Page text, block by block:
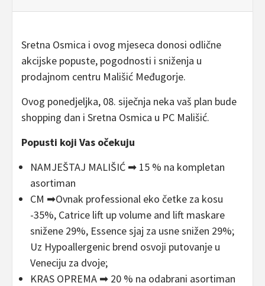
Sretna Osmica i ovog mjeseca donosi odlične
akcijske popuste, pogodnosti i sniženja u
prodajnom centru Mališić Međugorje.
Ovog ponedjeljka, 08. siječnja neka vaš plan bude
shopping dan i Sretna Osmica u PC Mališić.
Popusti koji Vas očekuju
NAMJEŠTAJ MALIŠIĆ ➡ 15 % na kompletan
asortiman
CM ➡Ovnak professional eko četke za kosu
-35%, Catrice lift up volume and lift maskare
snižene 29%, Essence sjaj za usne snižen 29%;
Uz Hypoallergenic brend osvoji putovanje u
Veneciju za dvoje;
KRAS OPREMA ➡ 20 % na odabrani asortiman